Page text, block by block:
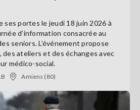
ses portes le jeudi 18 juin 2026 à
d’information consacrée au
seniors. L’événement propose
ateliers et des échanges avec
médico-social.
Amiens (80)